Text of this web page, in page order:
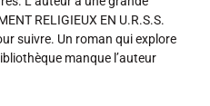
RELIGIEUX EN U.R.S.S.
suivre. Un roman qui explore
manque l’auteur